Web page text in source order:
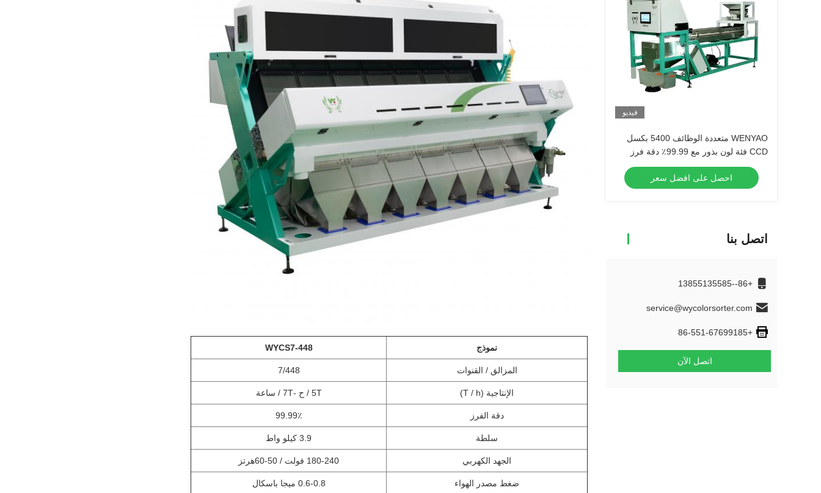
فيديو
WENYAO متعددة الوظائف 5400 بكسل
CCD فئة لون بذور مع 99.99٪ دقة فرز
احصل على افضل سعر
اتصل بنا
+86--13855135585
service@wycolorsorter.com
+86-551-67699185
اتصل الآن
نموذج WYCS7-448
المزالق / القنوات 7/448
الإنتاجية (T / h) 5T / ح -7T / ساعة
دقة الفرز 99.99٪
سلطة 3.9 كيلو واط
الجهد الكهربي 180-240 فولت / 50-60 هرتز
ضغط مصدر الهواء 0.6-0.8 ميجا باسكال